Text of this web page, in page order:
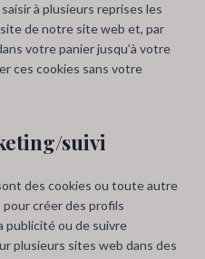
à plusieurs reprises les
de notre site web et, par
votre panier jusqu’à votre
ces cookies sans votre
suivi
des cookies ou toute autre
créer des profils
publicité ou de suivre
plusieurs sites web dans des